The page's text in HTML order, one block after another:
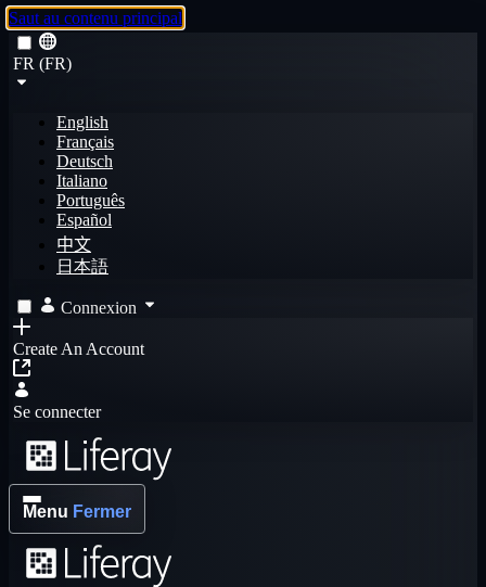
Saut au contenu principal
FR (FR)
English
Français
Deutsch
Italiano
Português
Español
中文
日本語
Connexion
Create An Account
Se connecter
Menu Fermer